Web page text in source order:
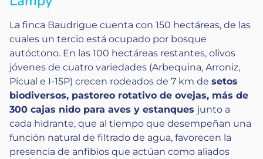
La finca Baudrigue cuenta con 150 hectáreas, de las
cuales un tercio está ocupado por bosque
autóctono. En las 100 hectáreas restantes, olivos
jóvenes de cuatro variedades (Arbequina, Arroniz,
Picual e I-15P) crecen rodeados de 7 km de setos
biodiversos, pastoreo rotativo de ovejas, más de
300 cajas nido para aves y estanques junto a
cada hidrante, que al tiempo que desempeñan una
función natural de filtrado de agua, favorecen la
presencia de anfibios que actúan como aliados